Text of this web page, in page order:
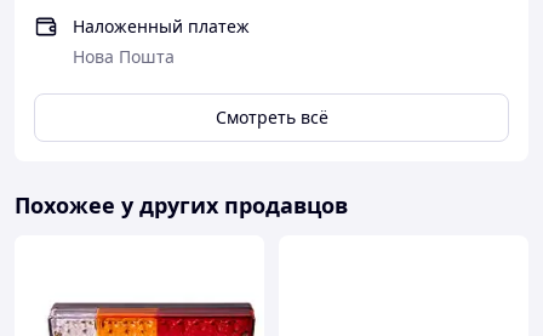
Наложенный платеж
Нова Пошта
Смотреть всё
Похожее у других продавцов